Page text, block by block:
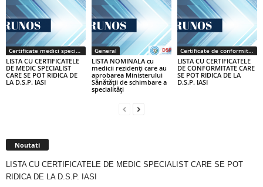
Certificate medici specialiști / primari
LISTA CU CERTIFICATELE
DE MEDIC SPECIALIST
CARE SE POT RIDICA DE
LA D.S.P. IASI
General
LISTA NOMINALA cu
medicii rezidenţi care au
aprobarea Ministerului
Sănătăţii de schimbare a
specialităţi
Certificate de conformitate
LISTA CU CERTIFICATELE
DE CONFORMITATE CARE
SE POT RIDICA DE LA
D.S.P. IASI
Noutati
LISTA CU CERTIFICATELE DE MEDIC SPECIALIST CARE SE POT
RIDICA DE LA D.S.P. IASI